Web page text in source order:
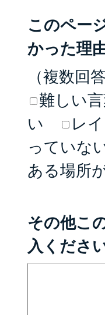
このペー
かった理
（複数回
難しい
い
レ
っていな
ある場所
その他こ
入くださ